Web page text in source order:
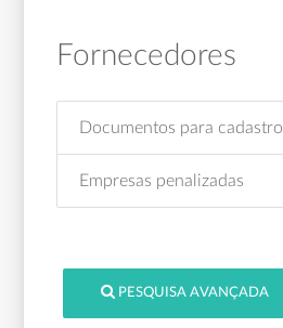
Fornecedores
Documentos para cadastro
Empresas penalizadas
PESQUISA AVANÇADA